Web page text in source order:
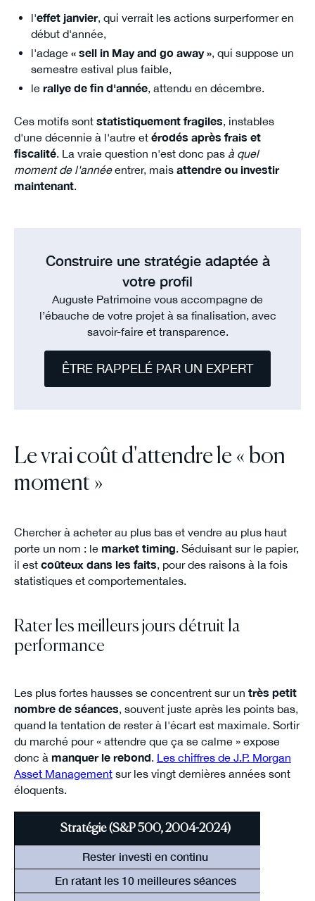
l'effet janvier, qui verrait les actions surperformer en
début d'année,
l'adage « sell in May and go away », qui suppose un
semestre estival plus faible,
le rallye de fin d'année, attendu en décembre.
Ces motifs sont statistiquement fragiles, instables
d'une décennie à l'autre et érodés après frais et
fiscalité. La vraie question n'est donc pas à quel
moment de l'annéeentrer, mais attendre ou investir
maintenant.
Construire une stratégie adaptée à
votre profil
Auguste Patrimoine vous accompagne de
l’ébauche de votre projet à sa finalisation, avec
savoir-faire et transparence.
ÊTRE RAPPELÉ PAR UN EXPERT
Le vrai coût d'attendre le « bon
moment »
Chercher à acheter au plus bas et vendre au plus haut
porte un nom : le market timing. Séduisant sur le papier,
il est coûteux dans les faits, pour des raisons à la fois
statistiques et comportementales.
Rater les meilleurs jours détruit la
performance
Les plus fortes hausses se concentrent sur un très petit
nombre de séances , souvent juste après les points bas,
quand la tentation de rester à l'écart est maximale. Sortir
du marché pour « attendre que ça se calme » expose
donc à manquer le rebond Les chiffres de J.P. Morgan
Asset Managementsur les vingt dernières années sont
éloquents.
Stratégie (S&P 500, 2004-2024)
Rester investi en continu
En ratant les 10 meilleures séances